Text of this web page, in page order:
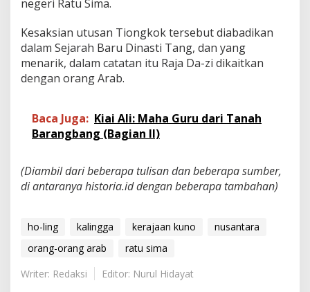
negeri Ratu Sima.
Kesaksian utusan Tiongkok tersebut diabadikan
dalam Sejarah Baru Dinasti Tang, dan yang
menarik, dalam catatan itu Raja Da-zi dikaitkan
dengan orang Arab.
Baca Juga: Kiai Ali: Maha Guru dari Tanah
Barangbang (Bagian II)
(Diambil dari beberapa tulisan dan beberapa sumber,
di antaranya historia.id dengan beberapa tambahan)
ho-ling kalingga kerajaan kuno
nusantara
orang-orang arab
ratu sima
Writer: Redaksi
Editor: Nurul Hidayat